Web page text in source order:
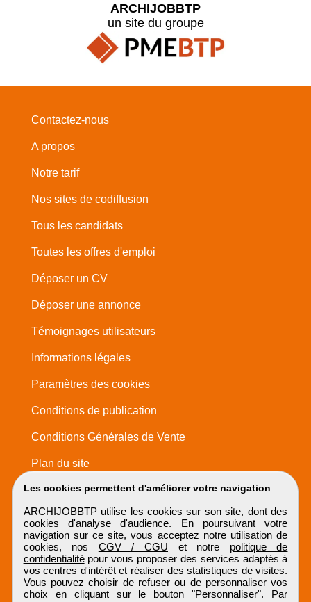
Les cookies permettent d'améliorer votre navigation
ARCHIJOBBTP utilise les cookies sur son site, dont des
cookies d'analyse d'audience. En poursuivant votre
navigation sur ce site, vous acceptez notre utilisation de
cookies, nos CGV / CGU et notre politique de
confidentialitépour vous proposer des services adaptés à
vos centres d'intérêt et réaliser des statistiques de visites.
Vous pouvez choisir de refuser ou de personnaliser vos
choix en cliquant sur le bouton "Personnaliser". Par
ARCHIJOBBTP
un site du groupe
Contactez-nous
A propos
Notre tarif
Nos sites de codiffusion
Tous les candidats
Toutes les offres d'emploi
Déposer un CV
Déposer une annonce
Témoignages utilisateurs
Informations légales
Paramètres des cookies
Conditions de publication
Conditions Générales de Vente
Plan du site